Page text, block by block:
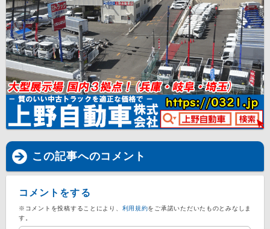
この記事へのコメント
コメントをする
※コメントを投稿することにより、 利用規約をご承諾いただいたものとみなしま
す。